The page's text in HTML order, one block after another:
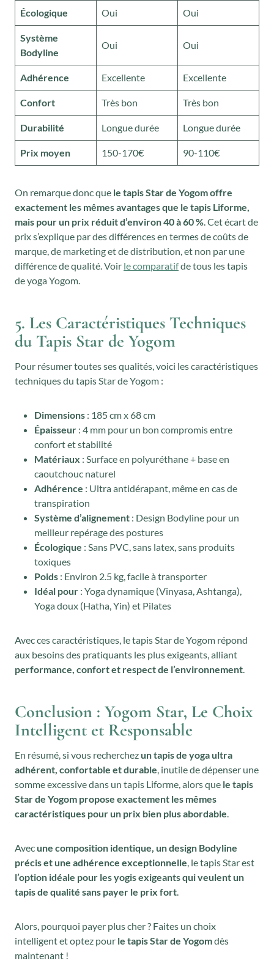
Écologique Oui Oui
Système
Bodyline
Oui Oui
Adhérence Excellente Excellente
Confort Très bon Très bon
Durabilité Longue durée Longue durée
Prix moyen 150-170€ 90-110€
On remarque donc que le tapis Star de Yogom offre
exactement les mêmes avantages que le tapis Liforme,
mais pour un prix réduit d’environ 40 à 60 %. Cet écart de
prix s’explique par des différences en termes de coûts de
marque, de marketing et de distribution, et non par une
différence de qualité. Voir le comparatifde tous les tapis
de yoga Yogom.
5. Les Caractéristiques Techniques
du Tapis Star de Yogom
Pour résumer toutes ses qualités, voici les caractéristiques
techniques du tapis Star de Yogom :
Dimensions : 185 cm x 68 cm
Épaisseur : 4 mm pour un bon compromis entre
confort et stabilité
Matériaux : Surface en polyuréthane + base en
caoutchouc naturel
Adhérence : Ultra antidérapant, même en cas de
transpiration
Système d’alignement : Design Bodyline pour un
meilleur repérage des postures
Écologique : Sans PVC, sans latex, sans produits
toxiques
Poids : Environ 2.5 kg, facile à transporter
Idéal pour : Yoga dynamique (Vinyasa, Ashtanga),
Yoga doux (Hatha, Yin) et Pilates
Avec ces caractéristiques, le tapis Star de Yogom répond
aux besoins des pratiquants les plus exigeants, alliant
performance, confort et respect de l’environnement.
Conclusion : Yogom Star, Le Choix
Intelligent et Responsable
En résumé, si vous recherchez un tapis de yoga ultra
adhérent, confortable et durable, inutile de dépenser une
somme excessive dans un tapis Liforme, alors que le tapis
Star de Yogom propose exactement les mêmes
caractéristiques pour un prix bien plus abordable.
Avec une composition identique, un design Bodyline
précis et une adhérence exceptionnelle, le tapis Star est
l’option idéale pour les yogis exigeants qui veulent un
tapis de qualité sans payer le prix fort.
Alors, pourquoi payer plus cher ? Faites un choix
intelligent et optez pour le tapis Star de Yogomdès
maintenant !